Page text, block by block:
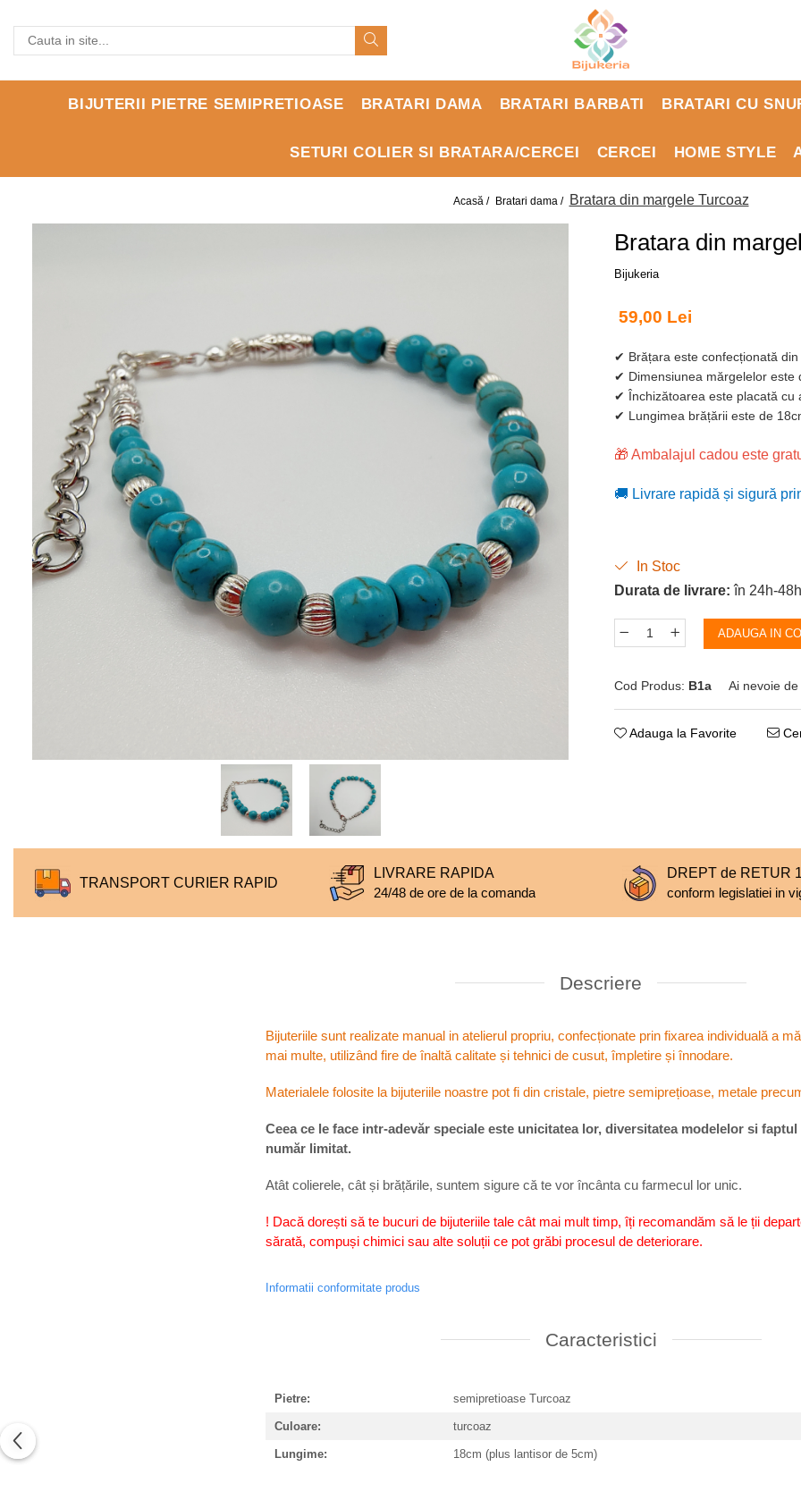
BIJUTERII PIETRE SEMIPRETIOASE BRATARI DAMA BRATARI BARBATI BRATARI CU
SETURI COLIER SI BRATARA/CERCEI CERCEI HOME STYLE
Acasă / Bratari dama / Bratara din margele Turcoaz
Bratara din
Bijukeria
59,00 Lei
✔ Brățara este confecționată
✔ Dimensiunea mărgelelor este
✔ Închizătoarea este placată cu
✔ Lungimea brățării este de
🎁 Ambalajul cadou este
🚚 Livrare rapidă și sigură
In Stoc
Durata de livrare: în 24h-48h
ADAUGA IN
Cod Produs: B1a Ai nevoie
Adauga la Favorite
TRANSPORT CURIER RAPID
LIVRARE RAPIDA
24/48 de ore de la comanda
DREPT de RETUR
conform legislatiei in
Descriere
Bijuteriile sunt realizate manual in atelierul propriu, confecționate prin fixarea individuală a
mai multe, utilizând fire de înaltă calitate și tehnici de cusut, împletire și înnodare.
Materialele folosite la bijuteriile noastre pot fi din cristale, pietre semiprețioase, metale
Ceea ce le face intr-adevăr speciale este unicitatea lor, diversitatea modelelor si
număr limitat.
Atât colierele, cât și brățările, suntem sigure că te vor încânta cu farmecul lor unic.
! Dacă dorești să te bucuri de bijuteriile tale cât mai mult timp, îți recomandăm să le ții
sărată, compuși chimici sau alte soluții ce pot grăbi procesul de deteriorare.
Informatii conformitate produs
Caracteristici
Pietre: semipretioase Turcoaz
Culoare: turcoaz
Lungime: 18cm (plus lantisor de 5cm)